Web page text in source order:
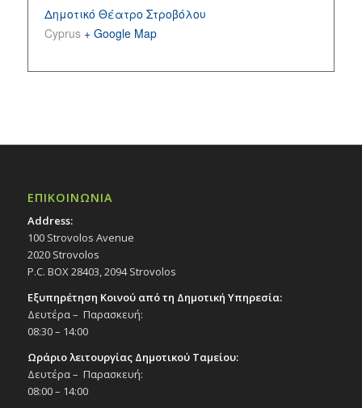
Δημοτικό Θέατρο Στροβόλου
Cyprus + Google Map
ΕΠΙΚΟΙΝΩΝΙΑ
Address:
100 Strovolos Avenue
2020 Strovolos
P.C. BOX 28403, 2094 Strovolos
Εξυπηρέτηση Κοινού από τη Δημοτική Υπηρεσία:
Δευτέρα – Παρασκευή:
08:30 – 14:00
Ωράριο λειτουργίας Δημοτικού Ταμείου:
Δευτέρα – Παρασκευή:
08:00 – 14:00